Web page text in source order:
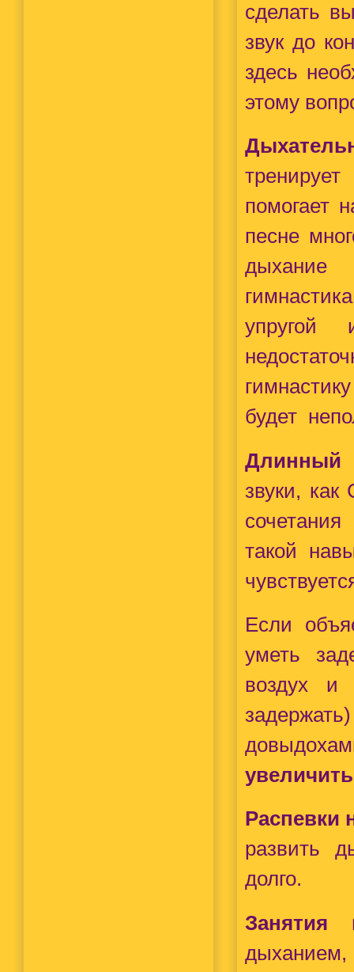
сделать
звук до
здесь
этому
помогает
песне
дыхание
упругой
будет
Длинный
звуки,
такой
Если
уметь
воздух и
Распевки
развить
долго.
Занятия